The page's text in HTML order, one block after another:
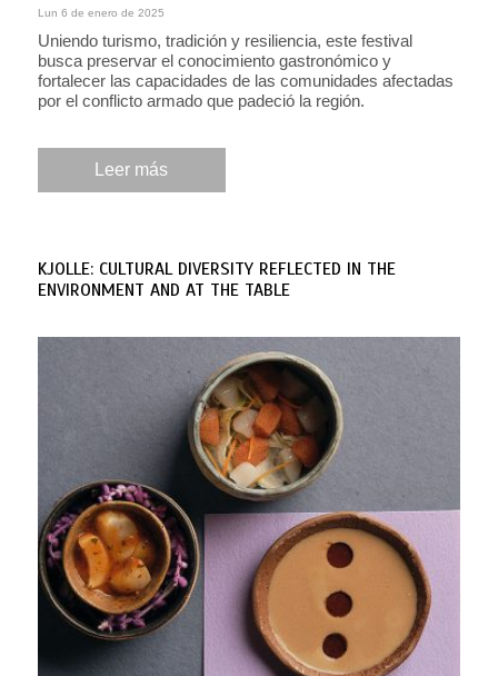
Lun 6 de enero de 2025
Uniendo turismo, tradición y resiliencia, este festival
busca preservar el conocimiento gastronómico y
fortalecer las capacidades de las comunidades afectadas
por el conflicto armado que padeció la región.
Leer más
KJOLLE: CULTURAL DIVERSITY REFLECTED IN THE
ENVIRONMENT AND AT THE TABLE